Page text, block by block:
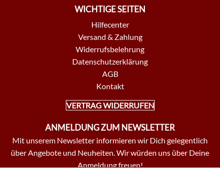
WICHTIGE SEITEN
Hilfecenter
Versand & Zahlung
Widerrufsbelehrung
Datenschutzerklärung
AGB
Kontakt
VERTRAG WIDERRUFEN
ANMELDUNG ZUM NEWSLETTER
Mit unserem Newsletter informieren wir Dich gelegentlich
über Angebote und Neuheiten. Wir würden uns über Deine
Anmeldung freuen!